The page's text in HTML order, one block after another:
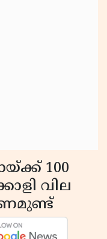
100
വില